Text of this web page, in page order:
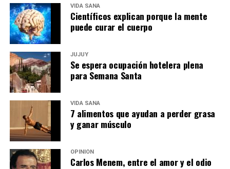
VIDA SANA
Científicos explican porque la mente
puede curar el cuerpo
JUJUY
Se espera ocupación hotelera plena
para Semana Santa
VIDA SANA
7 alimentos que ayudan a perder grasa
y ganar músculo
OPINIÓN
Carlos Menem, entre el amor y el odio